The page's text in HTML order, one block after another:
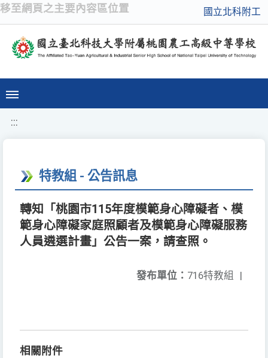
移至網頁之主要內容區位置 國立北科附工
:::
特教組 - 公告訊息
轉知「桃園市115年度模範身心障礙者、模
範身心障礙家庭照顧者及模範身心障礙服務
人員遴選計畫」公告一案，請查照。
發布單位： 716特教組 |
相關附件